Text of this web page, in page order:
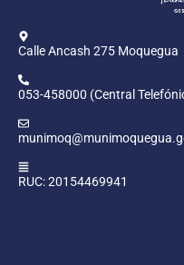
Calle Ancash 275 Moquegua
053-458000 (Central
RUC: 20154469941